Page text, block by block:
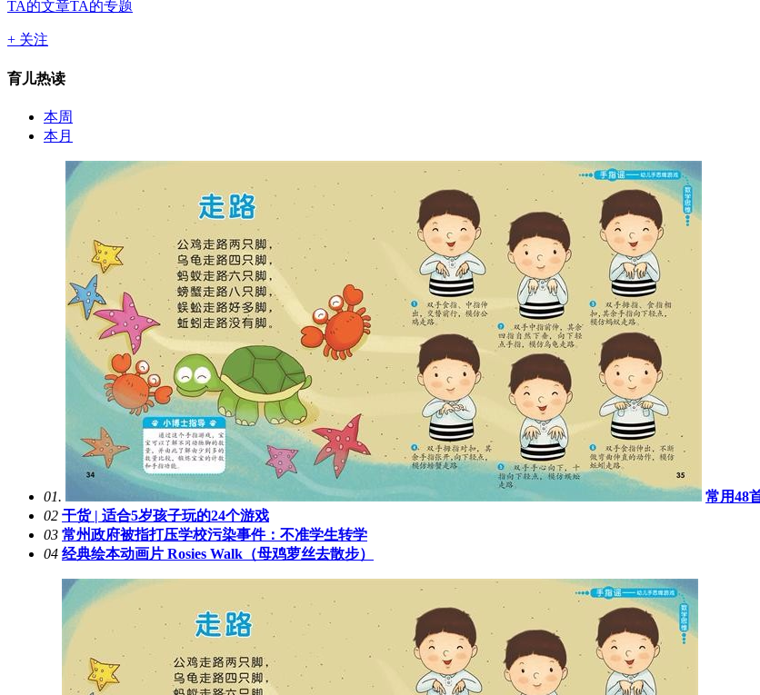
TA的文章TA的专题
+ 关注
育儿热读
本周
本月
01.
常用48
02 干货 | 适合5岁孩子玩的24个游戏
03 常州政府被指打压学校污染事件：不准学生转学
04 经典绘本动画片 Rosies Walk（母鸡萝丝去散步）